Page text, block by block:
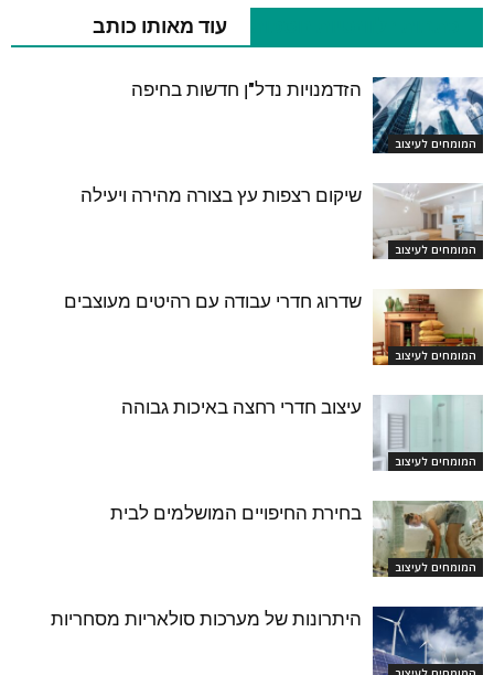
עוד מאותו כותב
המומחים לעיצוב
הזדמנויות נדל"ן חדשות בחיפה
המומחים לעיצוב
שיקום רצפות עץ בצורה מהירה ויעילה
המומחים לעיצוב
שדרוג חדרי עבודה עם רהיטים מעוצבים
המומחים לעיצוב
עיצוב חדרי רחצה באיכות גבוהה
המומחים לעיצוב
בחירת החיפויים המושלמים לבית
היתרונות של מערכות סולאריות מסחריות